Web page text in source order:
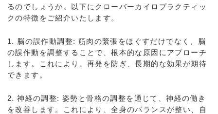
るのでしょうか。以下にクローバーカイロプラクティッ
クの特徴をご紹介いたします。
1. 脳の誤作動調整: 筋肉の緊張をほぐすだけでなく、脳
の誤作動を調整することで、根本的な原因にアプローチ
します。これにより、再発を防ぎ、長期的な効果が期待
できます。
2. 神経の調整: 姿勢と骨格の調整を通じて、神経の働き
を改善します。これにより、全身のバランスが整い、自